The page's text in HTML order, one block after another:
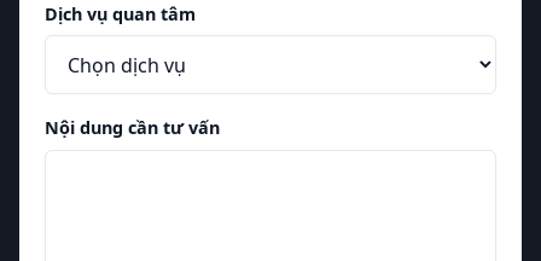
Dịch vụ quan tâm
Nội dung cần tư vấn